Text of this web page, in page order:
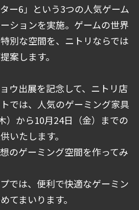
ー6」という3つの人気ゲーム
ションを実施。ゲームの世界
別な空間を、ニトリならでは
案します。
ウ出展を記念して、ニトリ店
では、人気のゲーミング家具
）から10月24日（金）までの
いたします。
のゲーミング空間を作ってみ
では、便利で快適なゲーミン
てまいります。